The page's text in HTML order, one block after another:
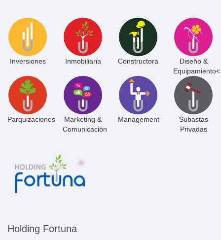
Inversiones Inmobiliaria Constructora
Diseño &
Equipamiento<
Parquizaciones
Marketing &
Comunicación
Management
Subastas
Privadas
Holding Fortuna